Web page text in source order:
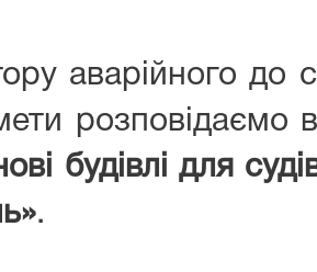
аварійного
розповідаємо
будівлі для
.